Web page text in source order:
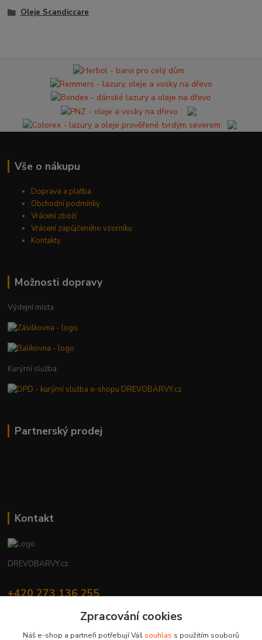
Oleje Scandiccare
Vše o nákupu
Doprava a platba
Obchodní podmínky
Vrácení zboží
Vrácení zapůjčeného vzorníku
Kontakty
Možnosti dopravy
Výdejní místa
Kurýrní služba
Partnerský prodej
Kontakt
DREVOBARVY.cz
+420 273 136 255
Zpracování cookies
Náš e-shop a partneři potřebují Váš souhlas s použitím souborů